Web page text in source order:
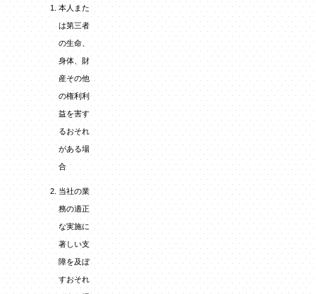
本人また
は第三者
の生命、
身体、財
産その他
の権利利
益を害す
るおそれ
がある場
合
当社の業
務の適正
な実施に
著しい支
障を及ぼ
すおそれ